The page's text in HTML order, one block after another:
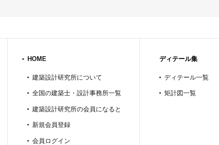
HOME
建築設計研究所について
全国の建築士・設計事務所一覧
建築設計研究所の会員になると
新規会員登録
会員ログイン
ディテール集
ディテール一覧
矩計図一覧